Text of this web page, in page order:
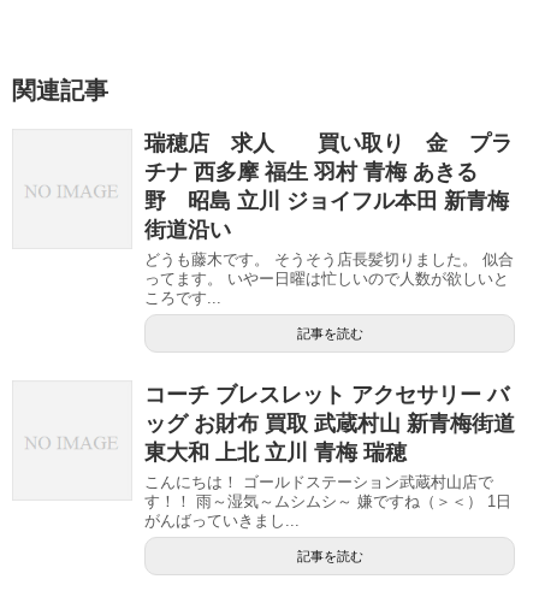
関連記事
瑞穂店 求人 買い取り 金 プラ
チナ 西多摩 福生 羽村 青梅 あきる
野 昭島 立川 ジョイフル本田 新青梅
街道沿い
どうも藤木です。 そうそう店長髪切りました。 似合
ってます。 いやー日曜は忙しいので人数が欲しいと
ころです...
記事を読む
コーチ ブレスレット アクセサリー バ
ッグ お財布 買取 武蔵村山 新青梅街道
東大和 上北 立川 青梅 瑞穂
こんにちは！ ゴールドステーション武蔵村山店で
す！！ 雨～湿気～ムシムシ～ 嫌ですね（＞＜） 1日
がんばっていきまし...
記事を読む